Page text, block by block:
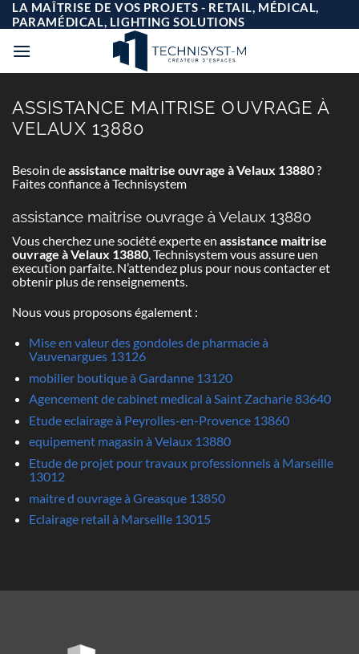
Passer
au
contenu
LA MAÎTRISE DE VOS PROJETS - RETAIL, MÉDICAL,
PARAMÉDICAL, LIGHTING SOLUTIONS
ASSISTANCE MAITRISE OUVRAGE À
VELAUX 13880
Besoin deassistance maitrise ouvrage à Velaux 13880?
Faites confiance à Technisystem
assistance maitrise ouvrage à Velaux 13880
Vous cherchez une société experte en assistance maitrise
ouvrage à Velaux 13880, Technisystem vous assure uen
execution parfaite. N’attendez plus pour nous contacter et
obtenir plus de renseignements.
Nous vous proposons également :
Mise en valeur des gondoles de pharmacie à
Vauvenargues 13126
mobilier boutique à Gardanne 13120
Agencement de cabinet medical à Saint Zacharie 83640
Etude eclairage à Peyrolles-en-Provence 13860
equipement magasin à Velaux 13880
Etude de projet pour travaux professionnels à Marseille
13012
maitre d ouvrage à Greasque 13850
Eclairage retail à Marseille 13015